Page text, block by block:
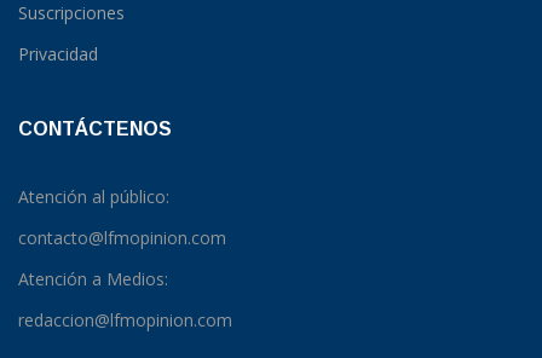
Suscripciones
Privacidad
CONTÁCTENOS
Atención al público:
contacto@lfmopinion.com
Atención a Medios:
redaccion@lfmopinion.com